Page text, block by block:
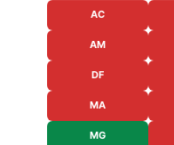
AC
AM
DF
MA
MG